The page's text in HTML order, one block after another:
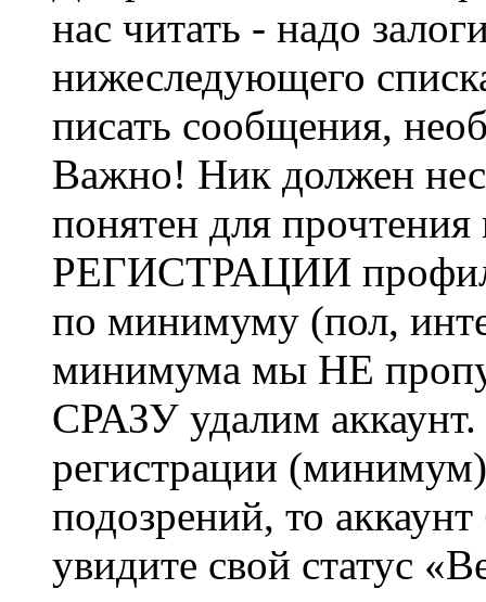
нас читать - надо
нижеследующего
писать сообщения,
Важно! Ник должен
понятен для
РЕГИСТРАЦИИ профиль
по минимуму (пол,
минимума мы НЕ
СРАЗУ удалим
регистрации
подозрений, то
увидите свой статус